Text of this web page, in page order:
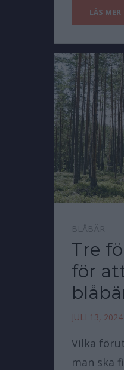
LÄS MER
BLÅBÄR
Tre
för
JULI 13, 2024
Vilka
man ska